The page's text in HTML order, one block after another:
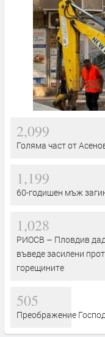
2,099
Голяма част от
1,199
60-годишен мъж
1,028
РИОСВ – Пловдив
въведе засилени
горещините
505
Преображение